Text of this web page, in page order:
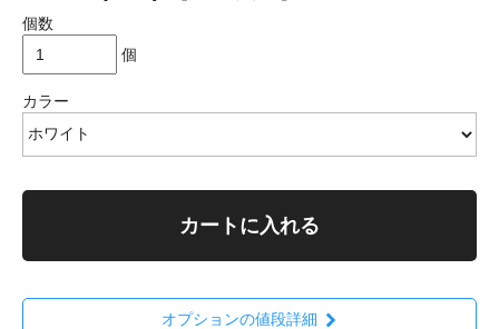
個数
個
カラー
カートに入れる
オプションの値段詳細